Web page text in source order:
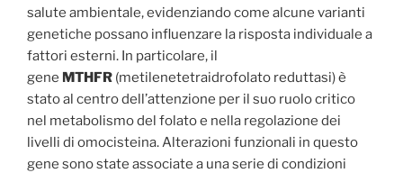
salute ambientale, evidenziando come alcune varianti
genetiche possano influenzare la risposta individuale a
fattori esterni. In particolare, il
gene MTHFR (metilenetetraidrofolato reduttasi) è
stato al centro dell’attenzione per il suo ruolo critico
nel metabolismo del folato e nella regolazione dei
livelli di omocisteina. Alterazioni funzionali in questo
gene sono state associate a una serie di condizioni